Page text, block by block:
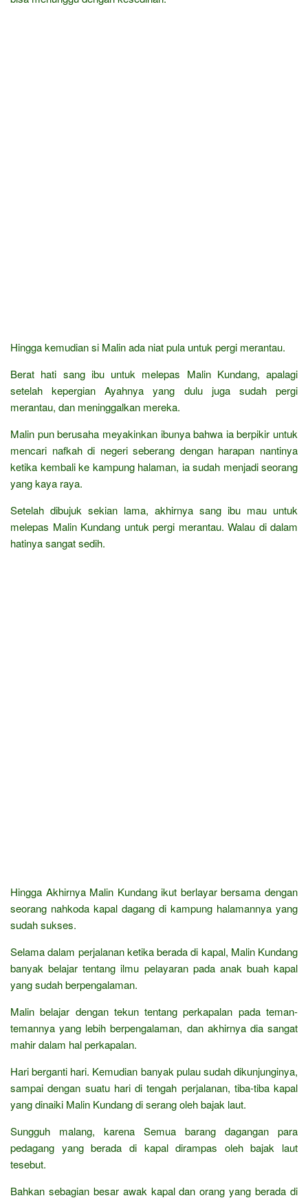
Hingga kemudian si Malin ada niat pula untuk pergi merantau.
Berat hati sang ibu untuk melepas Malin Kundang, apalagi
setelah kepergian Ayahnya yang dulu juga sudah pergi
merantau, dan meninggalkan mereka.
Malin pun berusaha meyakinkan ibunya bahwa ia berpikir untuk
mencari nafkah di negeri seberang dengan harapan nantinya
ketika kembali ke kampung halaman, ia sudah menjadi seorang
yang kaya raya.
Setelah dibujuk sekian lama, akhirnya sang ibu mau untuk
melepas Malin Kundang untuk pergi merantau. Walau di dalam
hatinya sangat sedih.
Hingga Akhirnya Malin Kundang ikut berlayar bersama dengan
seorang nahkoda kapal dagang di kampung halamannya yang
sudah sukses.
Selama dalam perjalanan ketika berada di kapal, Malin Kundang
banyak belajar tentang ilmu pelayaran pada anak buah kapal
yang sudah berpengalaman.
Malin belajar dengan tekun tentang perkapalan pada teman-
temannya yang lebih berpengalaman, dan akhirnya dia sangat
mahir dalam hal perkapalan.
Hari berganti hari. Kemudian banyak pulau sudah dikunjunginya,
sampai dengan suatu hari di tengah perjalanan, tiba-tiba kapal
yang dinaiki Malin Kundang di serang oleh bajak laut.
Sungguh malang, karena Semua barang dagangan para
pedagang yang berada di kapal dirampas oleh bajak laut
tesebut.
Bahkan sebagian besar awak kapal dan orang yang berada di